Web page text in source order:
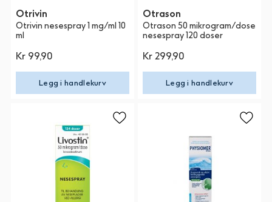
Otrivin
Otrivin nesespray 1 mg/ml 10
ml
Kr 99,90
Legg i handlekurv
Otrason
Otrason 50 mikrogram/dose
nesespray 120 doser
Kr 299,90
Legg i handlekurv